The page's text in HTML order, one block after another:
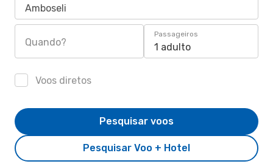
Amboseli
Quando?
Passageiros
1 adulto
Voos diretos
Pesquisar Voo + Hotel
Pesquisar voos